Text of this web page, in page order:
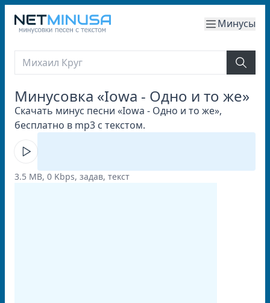
Минусы
Минусовка «Iowa - Одно и то же»
Скачать минус песни «Iowa - Одно и то же»,
бесплатно в mp3 с текстом.
3.5 MB, 0 Kbps, задав, текст